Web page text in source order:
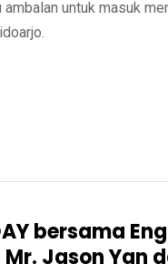
untuk masuk
bersama
Jason Yan